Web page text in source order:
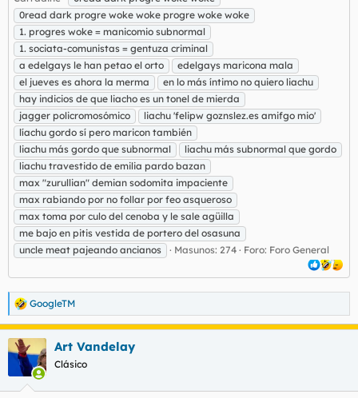
0read dark progre woke woke progre woke woke
1. progres woke = manicomio subnormal
1. sociata-comunistas = gentuza criminal
a edelgays le han petao el orto
edelgays maricona mala
el jueves es ahora la merma
en lo más íntimo no quiero liachu
hay indicios de que liacho es un tonel de mierda
jagger policromosómico
liachu 'felipw goznslez.es amifgo mio'
líachu gordo sí pero maricon también
liachu más gordo que subnormal
liachu más subnormal que gordo
liachu travestido de emilia pardo bazan
max "zurullian" demian sodomita impaciente
max rabiando por no follar por feo asqueroso
max toma por culo del cenoba y le sale agüilla
me bajo en pitis vestida de portero del osasuna
uncle meat pajeando ancianos
Masunos: 274 Foro: Foro General
R
e
c
c
GoogleTM
Art Vandelay
Clásico